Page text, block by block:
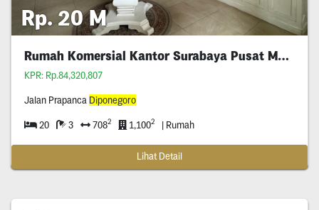
Rp. 20 M
Rumah Komersial Kantor Surabaya Pusat Murah
KPR: Rp.84,320,807
Jalan Prapanca Diponegoro
20 3 7082 1,1002 | Rumah
Lihat Detail